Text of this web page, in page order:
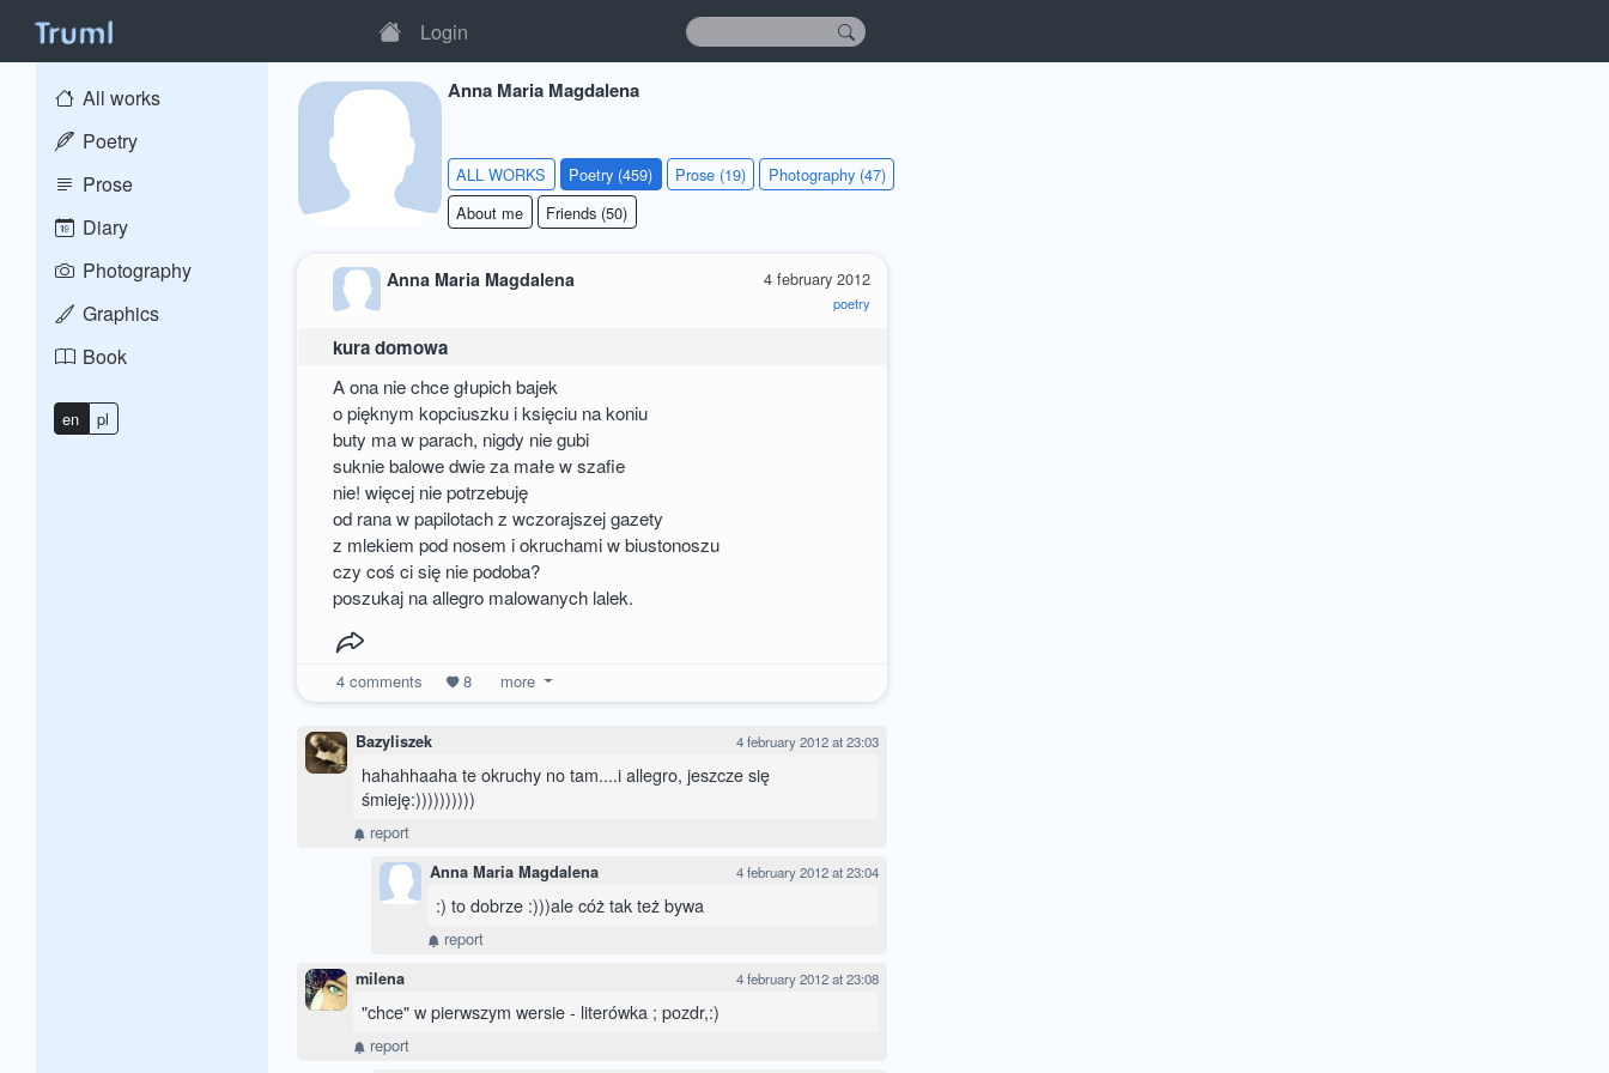
Login
All works
Poetry
Prose
Diary
Photography
Graphics
Book
en pl
Anna Maria Magdalena
ALL WORKS Poetry (459) Prose (19)
Photography (47)
About me
Friends (50)
4 february 2012
poetry
Anna Maria Magdalena
kura domowa
A ona nie chce głupich bajek
o pięknym kopciuszku i księciu na koniu
buty ma w parach, nigdy nie gubi
suknie balowe dwie za małe w szafie
nie! więcej nie potrzebuję
od rana w papilotach z wczorajszej gazety
z mlekiem pod nosem i okruchami w biustonoszu
czy coś ci się nie podoba?
poszukaj na allegro malowanych lalek.
4comments 8 more
Bazyliszek 4 february 2012 at 23:03
hahahhaaha te okruchy no tam....i allegro, jeszcze się
śmieję:))))))))))
report
Anna Maria Magdalena 4 february 2012 at 23:04
:) to dobrze :)))ale cóż tak też bywa
report
milena 4 february 2012 at 23:08
"chce" w pierwszym wersie - literówka ; pozdr,:)
report